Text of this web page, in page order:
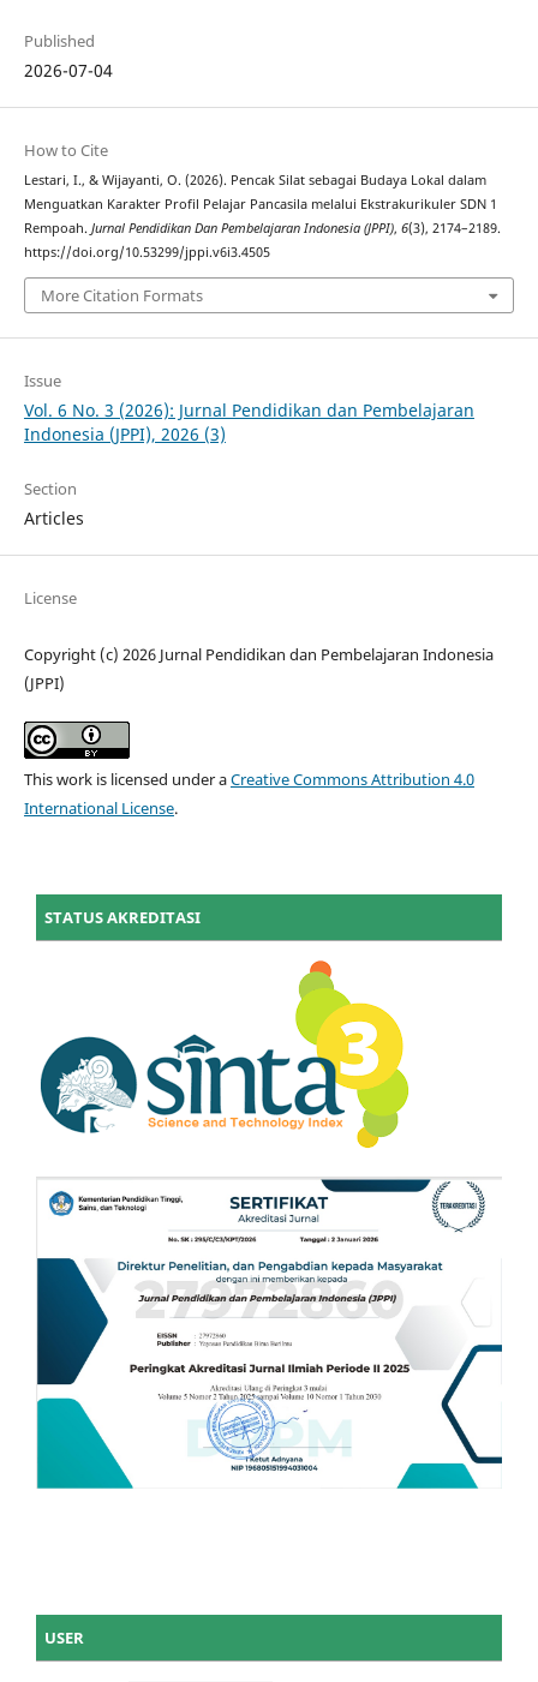
Published
2026-07-04
How to Cite
Lestari, I., & Wijayanti, O. (2026). Pencak Silat sebagai Budaya Lokal dalam
Menguatkan Karakter Profil Pelajar Pancasila melalui Ekstrakurikuler SDN 1
Rempoah. Jurnal Pendidikan Dan Pembelajaran Indonesia (JPPI), 6(3), 2174–2189.
https://doi.org/10.53299/jppi.v6i3.4505
More Citation Formats
Issue
Vol. 6 No. 3 (2026): Jurnal Pendidikan dan Pembelajaran
Indonesia (JPPI), 2026 (3)
Section
Articles
License
Copyright (c) 2026 Jurnal Pendidikan dan Pembelajaran Indonesia
(JPPI)
This work is licensed under aCreative Commons Attribution 4.0
International License.
STATUS AKREDITASI
USER